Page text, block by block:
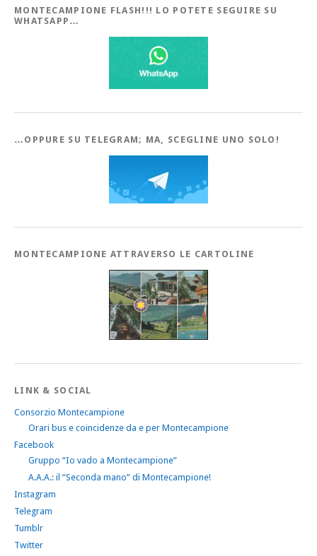
MONTECAMPIONE FLASH!!! LO POTETE SEGUIRE SU
WHATSAPP…
…OPPURE SU TELEGRAM; MA, SCEGLINE UNO SOLO!
MONTECAMPIONE ATTRAVERSO LE CARTOLINE
LINK & SOCIAL
Consorzio Montecampione
Orari bus e coincidenze da e per Montecampione
Facebook
Gruppo “Io vado a Montecampione”
A.A.A.: il “Seconda mano” di Montecampione!
Instagram
Telegram
Tumblr
Twitter